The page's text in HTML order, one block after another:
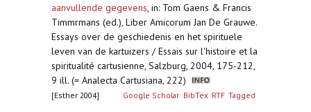
aanvullende gegevens, in: Tom Gaens & Francis
Timmrmans (ed.), Liber Amicorum Jan De Grauwe.
Essays over de geschiedenis en het spirituele
leven van de kartuizers / Essais sur l'histoire et la
spiritualité cartusienne, Salzburg, 2004, 175-212,
9 ill. (= Analecta Cartusiana, 222)
[Esther 2004] Google Scholar BibTex RTF Tagged